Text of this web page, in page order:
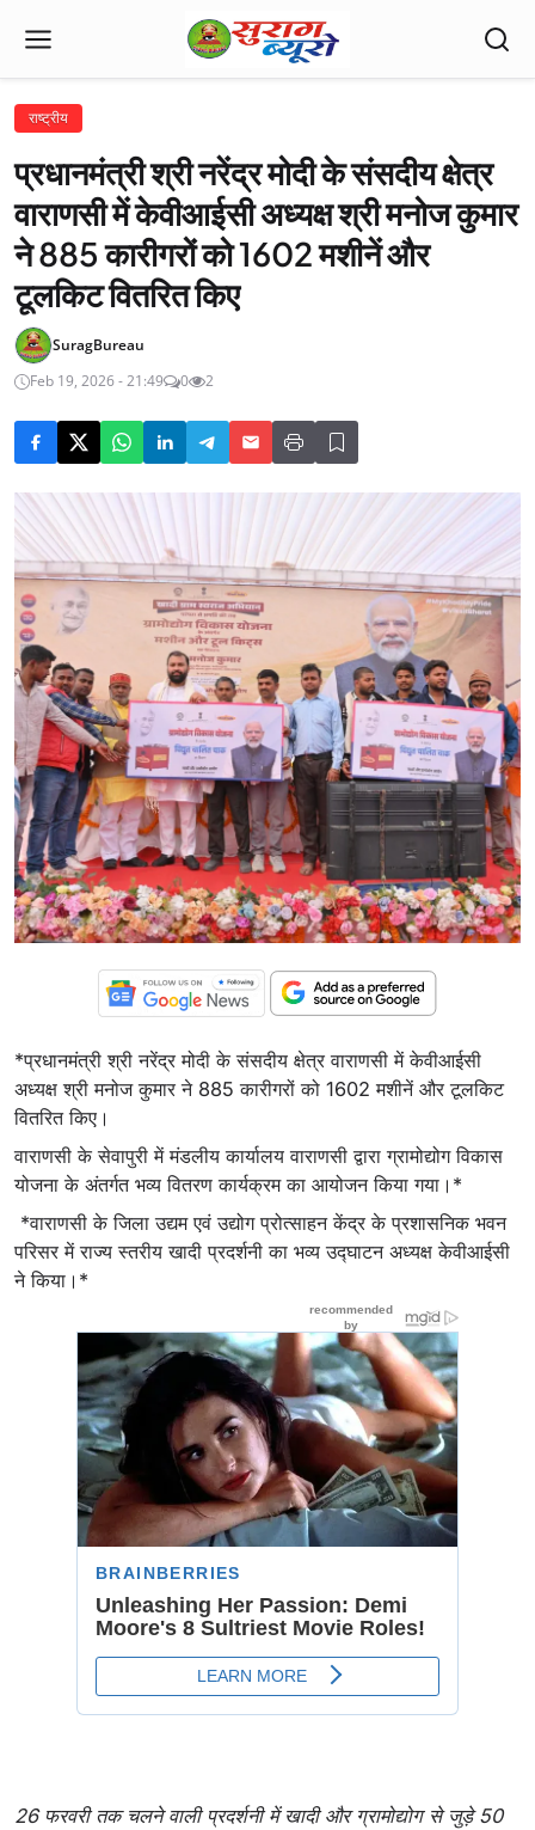
राष्ट्रीय
प्रधानमंत्री श्री नरेंद्र मोदी के संसदीय क्षेत्र
वाराणसी में केवीआईसी अध्यक्ष श्री मनोज कुमार
ने 885 कारीगरों को 1602 मशीनें और
टूलकिट वितरित किए
SuragBureau
Feb 19, 2026 - 21:49
0 2
*प्रधानमंत्री श्री नरेंद्र मोदी के संसदीय क्षेत्र वाराणसी में केवीआईसी
अध्यक्ष श्री मनोज कुमार ने 885 कारीगरों को 1602 मशीनें और टूलकिट
वितरित किए।
वाराणसी के सेवापुरी में मंडलीय कार्यालय वाराणसी द्वारा ग्रामोद्योग विकास
योजना के अंतर्गत भव्य वितरण कार्यक्रम का आयोजन किया गया।*
*वाराणसी के जिला उद्यम एवं उद्योग प्रोत्साहन केंद्र के प्रशासनिक भवन
परिसर में राज्य स्तरीय खादी प्रदर्शनी का भव्य उद्घाटन अध्यक्ष केवीआईसी
ने किया।*
26 फरवरी तक चलने वाली प्रदर्शनी में खादी और ग्रामोद्योग से जुड़े 50